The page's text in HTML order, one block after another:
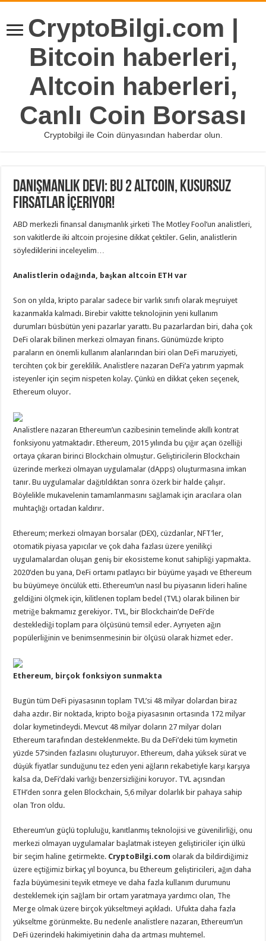
CryptoBilgi.com |
Bitcoin haberleri,
Altcoin haberleri,
Canlı Coin Borsası
Cryptobilgi ile Coin dünyasından haberdar olun.
Danışmanlık Devi: Bu 2 Altcoin, Kusursuz
Fırsatlar İçeriyor!
ABD merkezli finansal danışmanlık şirketi The Motley Fool’un analistleri,
son vakitlerde iki altcoin projesine dikkat çektiler. Gelin, analistlerin
söylediklerini inceleyelim…
Analistlerin odağında, başkan altcoin ETH var
Son on yılda, kripto paralar sadece bir varlık sınıfı olarak meşruiyet
kazanmakla kalmadı. Birebir vakitte teknolojinin yeni kullanım
durumları büsbütün yeni pazarlar yarattı. Bu pazarlardan biri, daha çok
DeFi olarak bilinen merkezi olmayan finans. Günümüzde kripto
paraların en önemli kullanım alanlarından biri olan DeFi maruziyeti,
tercihten çok bir gereklilik. Analistlere nazaran DeFi’a yatırım yapmak
isteyenler için seçim nispeten kolay. Çünkü en dikkat çeken seçenek,
Ethereum oluyor.
Analistlere nazaran Ethereum’un cazibesinin temelinde akıllı kontrat
fonksiyonu yatmaktadır. Ethereum, 2015 yılında bu çığır açan özelliği
ortaya çıkaran birinci Blockchain olmuştur. Geliştiricilerin Blockchain
üzerinde merkezi olmayan uygulamalar (dApps) oluşturmasına imkan
tanır. Bu uygulamalar dağıtıldıktan sonra özerk bir halde çalışır.
Böylelikle mukavelenin tamamlanmasını sağlamak için aracılara olan
muhtaçlığı ortadan kaldırır.
Ethereum; merkezi olmayan borsalar (DEX), cüzdanlar, NFT’ler,
otomatik piyasa yapıcılar ve çok daha fazlası üzere yenilikçi
uygulamalardan oluşan geniş bir ekosisteme konut sahipliği yapmakta.
2020’den bu yana, DeFi ortamı patlayıcı bir büyüme yaşadı ve Ethereum
bu büyümeye öncülük etti. Ethereum’un nasıl bu piyasanın lideri haline
geldiğini ölçmek için, kilitlenen toplam bedel (TVL) olarak bilinen bir
metriğe bakmamız gerekiyor. TVL, bir Blockchain’de DeFi’de
desteklediği toplam para ölçüsünü temsil eder. Ayrıyeten ağın
popülerliğinin ve benimsenmesinin bir ölçüsü olarak hizmet eder.
Ethereum, birçok fonksiyon sunmakta
Bugün tüm DeFi piyasasının toplam TVL’si 48 milyar dolardan biraz
daha azdır. Bir noktada, kripto boğa piyasasının ortasında 172 milyar
dolar kıymetindeydi. Mevcut 48 milyar doların 27 milyar doları
Ethereum tarafından desteklenmekte. Bu da DeFi’deki tüm kıymetin
yüzde 57’sinden fazlasını oluşturuyor. Ethereum, daha yüksek sürat ve
düşük fiyatlar sunduğunu tez eden yeni ağların rekabetiyle karşı karşıya
kalsa da, DeFi’daki varlığı benzersizliğini koruyor. TVL açısından
ETH’den sonra gelen Blockchain, 5,6 milyar dolarlık bir pahaya sahip
olan Tron oldu.
Ethereum’un güçlü topluluğu, kanıtlanmış teknolojisi ve güvenilirliği, onu
merkezi olmayan uygulamalar başlatmak isteyen geliştiriciler için ülkü
bir seçim haline getirmekte. CryptoBilgi.comolarak da bildirdiğimiz
üzere eçtiğimiz birkaç yıl boyunca, bu Ethereum geliştiricileri, ağın daha
fazla büyümesini teşvik etmeye ve daha fazla kullanım durumunu
desteklemek için sağlam bir ortam yaratmaya yardımcı olan, The
Merge olmak üzere birçok yükseltmeyi açıkladı. Ufukta daha fazla
yükseltme görünmekte. Bu nedenle analistlere nazaran, Ethereum’un
DeFi üzerindeki hakimiyetinin daha da artması muhtemel.